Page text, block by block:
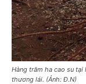
Hàng trăm ha cao su
thương lái. (Ảnh: Đ.N)